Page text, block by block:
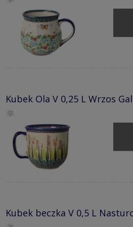
Kubek Ola V 0,25 L Wrzos
Kubek beczka V 0,5 L